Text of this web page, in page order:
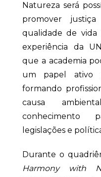
Natureza será
promover
qualidade de vida
experiência da
que a academia
um papel ativo
formando
causa
conhecimento
legislações e
Durante o
Harmony with